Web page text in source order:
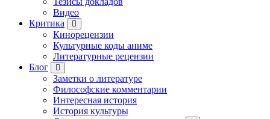
Видео
Критика
Кинорецензии
Культурные коды аниме
Литературные рецензии
Блог
Заметки о литературе
Философские комментарии
Интересная история
История культуры